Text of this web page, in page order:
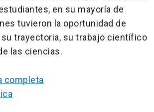
en su mayoría de
tuvieron la oportunidad de
trayectoria, su trabajo científico
las ciencias.
completa